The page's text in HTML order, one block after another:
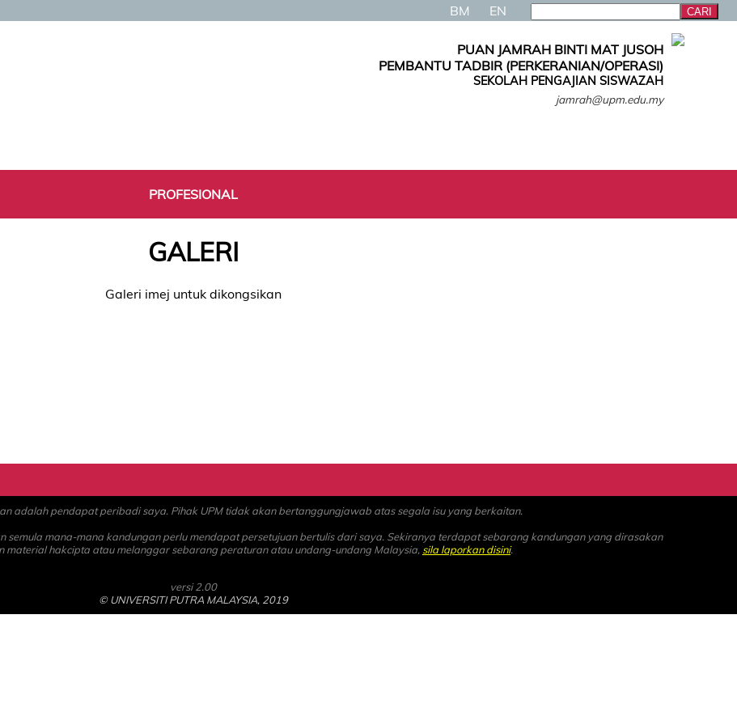
BM EN
PUAN JAMRAH BINTI MAT JUSOH
PEMBANTU TADBIR (PERKERANIAN/OPERASI)
SEKOLAH PENGAJIAN SISWAZAH
jamrah@upm.edu.my
PROFESIONAL
GALERI
Galeri imej untuk dikongsikan
adalah pendapat peribadi saya. Pihak UPM tidak akan bertanggungjawab atas segala isu yang berkaitan.
semula mana-mana kandungan perlu mendapat persetujuan bertulis dari saya. Sekiranya terdapat sebarang kandungan yang dirasakan
material hakcipta atau melanggar sebarang peraturan atau undang-undang Malaysia, sila laporkan disini.
versi 2.00
© UNIVERSITI PUTRA MALAYSIA, 2019